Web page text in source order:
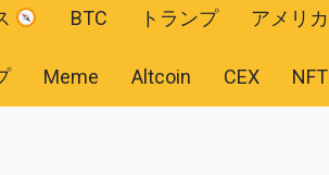
BTC トランプ アメリカ
Meme Altcoin CEX NFT